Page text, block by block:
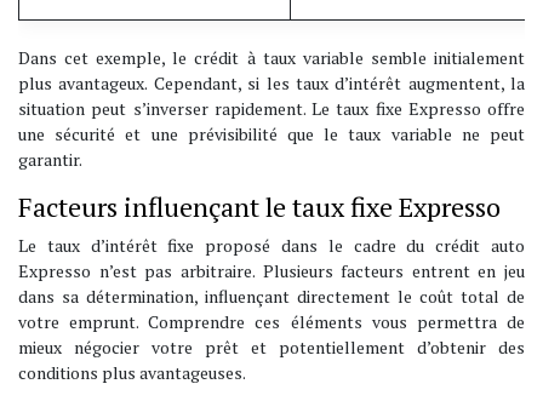
Dans cet exemple, le crédit à taux variable semble initialement
plus avantageux. Cependant, si les taux d’intérêt augmentent, la
situation peut s’inverser rapidement. Le taux fixe Expresso offre
une sécurité et une prévisibilité que le taux variable ne peut
garantir.
Facteurs influençant le taux fixe Expresso
Le taux d’intérêt fixe proposé dans le cadre du crédit auto
Expresso n’est pas arbitraire. Plusieurs facteurs entrent en jeu
dans sa détermination, influençant directement le coût total de
votre emprunt. Comprendre ces éléments vous permettra de
mieux négocier votre prêt et potentiellement d’obtenir des
conditions plus avantageuses.